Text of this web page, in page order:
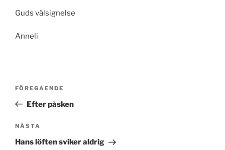
Guds välsignelse
Anneli
Inläggsnavigering
Föregående
inlägg
FÖREGÅENDE
Efter påsken
Nästa
inlägg
NÄSTA
Hans löften sviker aldrig